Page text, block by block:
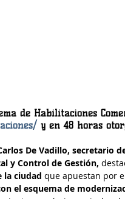
de Habilitaciones
y en 48 horas
De Vadillo, secretario
y Control de Gestión,
la ciudad que apuestan por
el esquema de